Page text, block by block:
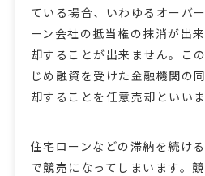
ている場合、いわゆるオーバ
ーン会社の抵当権の抹消が出
却することが出来ません。こ
じめ融資を受けた金融機関の
却することを任意売却といいま
住宅ローンなどの滞納を続け
で競売になってしまいます。